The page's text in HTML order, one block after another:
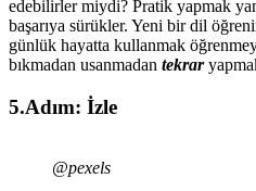
edebilirler miydi? Pratik yapmak
başarıya sürükler. Yeni bir dil
günlük hayatta kullanmak
bıkmadan usanmadan tekrar
5.Adım: İzle
@pexels